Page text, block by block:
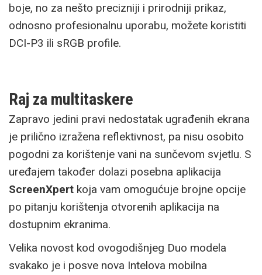
boje, no za nešto precizniji i prirodniji prikaz,
odnosno profesionalnu uporabu, možete koristiti
DCI-P3 ili sRGB profile.
Raj za multitaskere
Zapravo jedini pravi nedostatak ugrađenih ekrana
je prilično izražena reflektivnost, pa nisu osobito
pogodni za korištenje vani na sunčevom svjetlu. S
uređajem također dolazi posebna aplikacija
ScreenXpert koja vam omogućuje brojne opcije
po pitanju korištenja otvorenih aplikacija na
dostupnim ekranima.
Velika novost kod ovogodišnjeg Duo modela
svakako je i posve nova Intelova mobilna